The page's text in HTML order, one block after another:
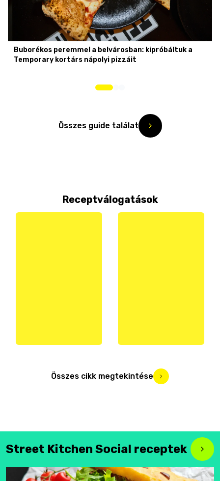
Buborékos peremmel a belvárosban: kipróbáltuk a
Temporary kortárs nápolyi pizzáit
Összes guide találat
Receptválogatások
Összes cikk megtekintése
Street Kitchen Social receptek